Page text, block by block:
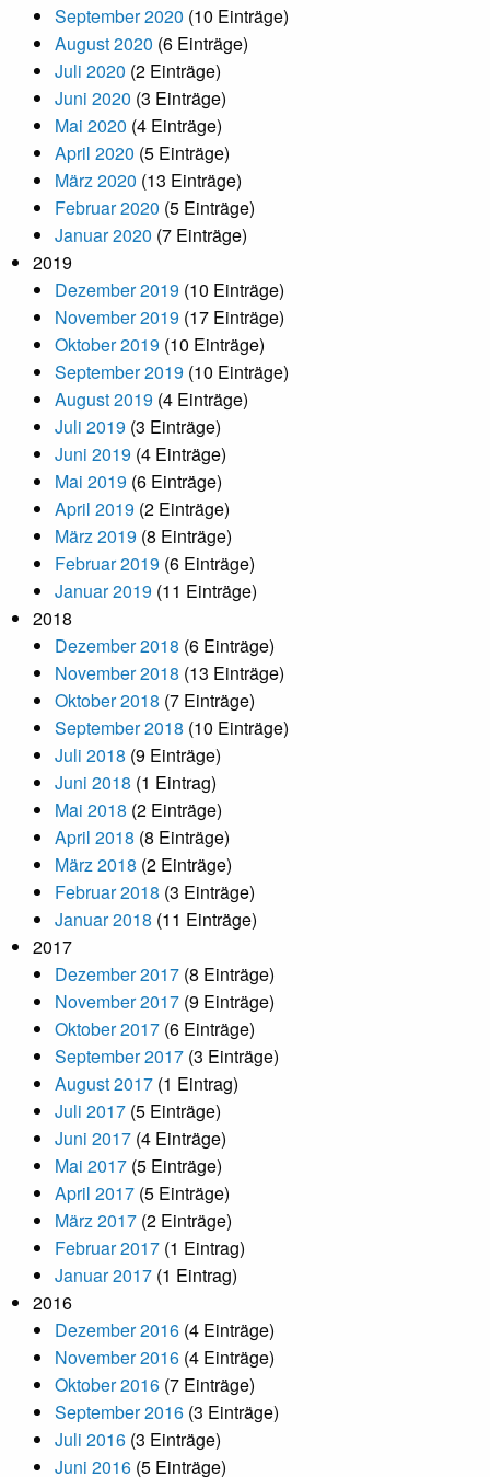
September 2020 (10 Einträge)
August 2020 (6 Einträge)
Juli 2020 (2 Einträge)
Juni 2020 (3 Einträge)
Mai 2020 (4 Einträge)
April 2020 (5 Einträge)
März 2020 (13 Einträge)
Februar 2020 (5 Einträge)
Januar 2020 (7 Einträge)
2019
Dezember 2019 (10 Einträge)
November 2019 (17 Einträge)
Oktober 2019 (10 Einträge)
September 2019 (10 Einträge)
August 2019 (4 Einträge)
Juli 2019 (3 Einträge)
Juni 2019 (4 Einträge)
Mai 2019 (6 Einträge)
April 2019 (2 Einträge)
März 2019 (8 Einträge)
Februar 2019 (6 Einträge)
Januar 2019 (11 Einträge)
2018
Dezember 2018 (6 Einträge)
November 2018 (13 Einträge)
Oktober 2018 (7 Einträge)
September 2018 (10 Einträge)
Juli 2018 (9 Einträge)
Juni 2018 (1 Eintrag)
Mai 2018 (2 Einträge)
April 2018 (8 Einträge)
März 2018 (2 Einträge)
Februar 2018 (3 Einträge)
Januar 2018 (11 Einträge)
2017
Dezember 2017 (8 Einträge)
November 2017 (9 Einträge)
Oktober 2017 (6 Einträge)
September 2017 (3 Einträge)
August 2017 (1 Eintrag)
Juli 2017 (5 Einträge)
Juni 2017 (4 Einträge)
Mai 2017 (5 Einträge)
April 2017 (5 Einträge)
März 2017 (2 Einträge)
Februar 2017 (1 Eintrag)
Januar 2017 (1 Eintrag)
2016
Dezember 2016 (4 Einträge)
November 2016 (4 Einträge)
Oktober 2016 (7 Einträge)
September 2016 (3 Einträge)
Juli 2016 (3 Einträge)
Juni 2016 (5 Einträge)